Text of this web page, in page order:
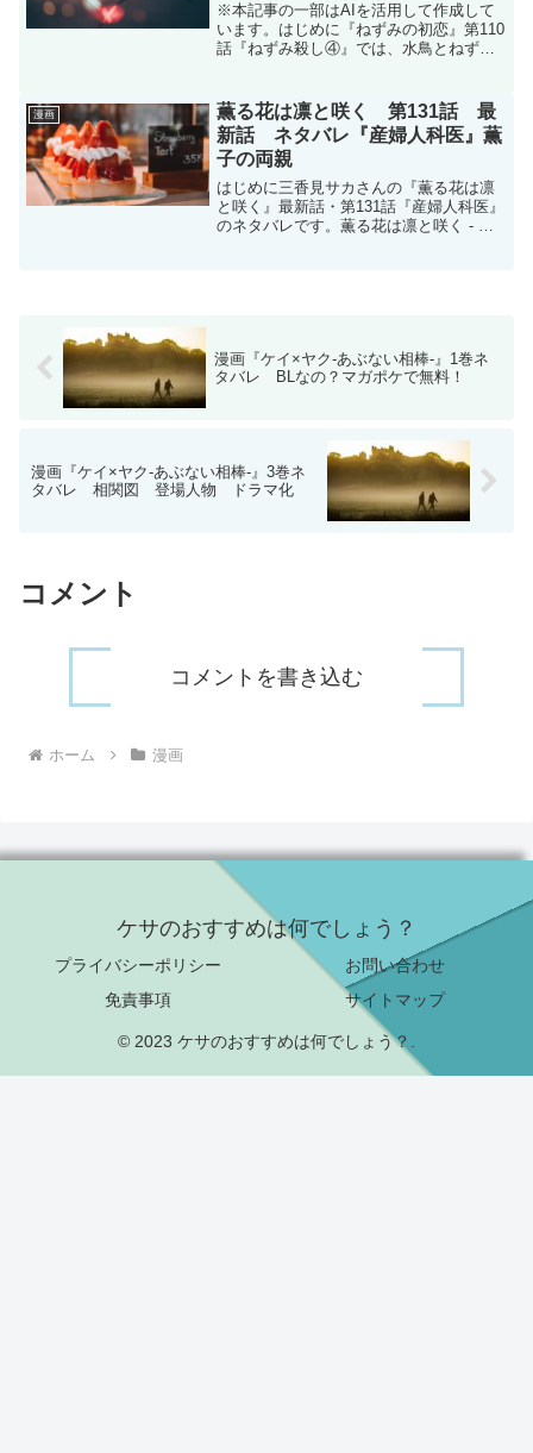
※本記事の一部はAIを活用して作成して
います。はじめに『ねずみの初恋』第110
話『ねずみ殺し④』では、水鳥とねずみ
思っていました。どちらも人を殺してき
た過去を持ち、普通...
漫画
薫る花は凛と咲く 第131話 最
新話 ネタバレ『産婦人科医』薫
子の両親
はじめに三香見サカさんの『薫る花は凛
と咲く』最新話・第131話『産婦人科医』
のネタバレです。薫る花は凛と咲く - 三
漫画『ケイ×ヤク‐あぶない相棒‐』1巻ネ
タバレ BLなの？マガポケで無料！
漫画『ケイ×ヤク‐あぶない相棒‐』3巻ネ
タバレ 相関図 登場人物 ドラマ化
コメント
コメントを書き込む
ホーム 漫画
ケサのおすすめは何でしょう？
プライバシーポリシー
お問い合わせ
免責事項
サイトマップ
© 2023 ケサのおすすめは何でしょう？.